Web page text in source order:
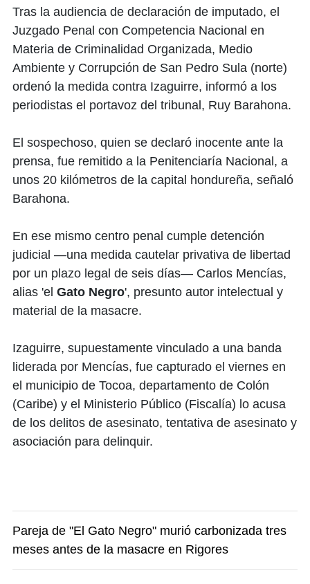
Tras la audiencia de declaración de imputado, el
Juzgado Penal con Competencia Nacional en
Materia de Criminalidad Organizada, Medio
Ambiente y Corrupción de San Pedro Sula (norte)
ordenó la medida contra Izaguirre, informó a los
periodistas el portavoz del tribunal, Ruy Barahona.
El sospechoso, quien se declaró inocente ante la
prensa, fue remitido a la Penitenciaría Nacional, a
unos 20 kilómetros de la capital hondureña, señaló
Barahona.
En ese mismo centro penal cumple detención
judicial —una medida cautelar privativa de libertad
por un plazo legal de seis días— Carlos Mencías,
alias 'el Gato Negro', presunto autor intelectual y
material de la masacre.
Izaguirre, supuestamente vinculado a una banda
liderada por Mencías, fue capturado el viernes en
el municipio de Tocoa, departamento de Colón
(Caribe) y el Ministerio Público (Fiscalía) lo acusa
de los delitos de asesinato, tentativa de asesinato y
asociación para delinquir.
Pareja de "El Gato Negro" murió carbonizada tres
meses antes de la masacre en Rigores